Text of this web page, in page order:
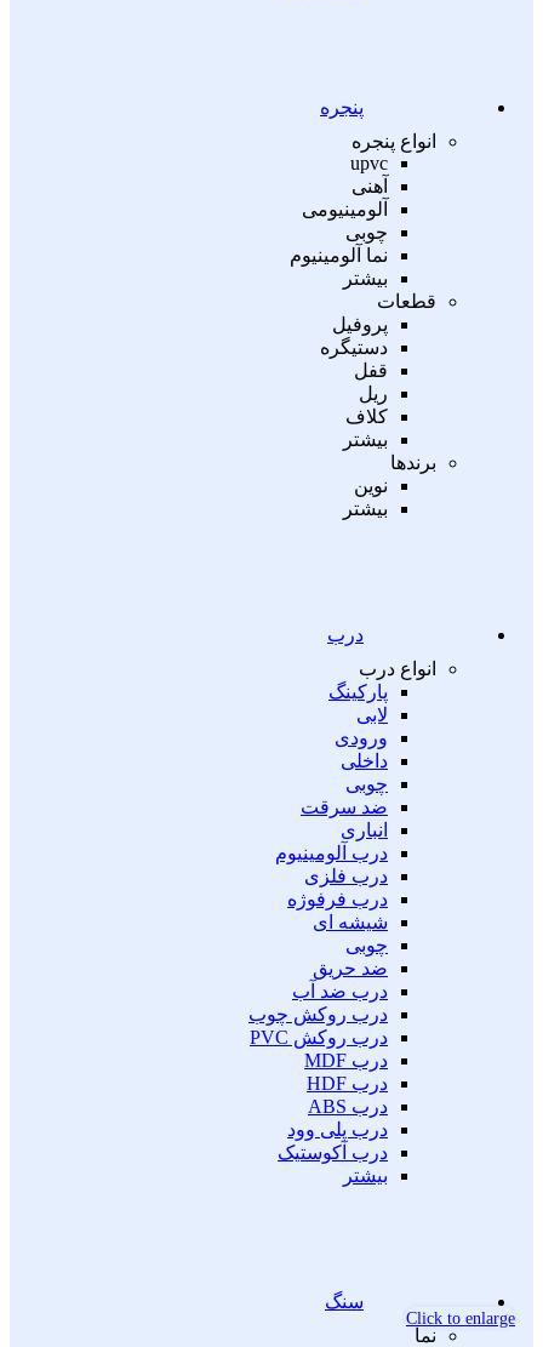
پنجره
انواع پنجره
upvc
آهنی
آلومینیومی
چوبی
نما آلومینیوم
بیشتر
قطعات
پروفیل
دستیگره
قفل
ریل
کلاف
بیشتر
برندها
نوین
بیشتر
درب
انواع درب
پارکینگ
لابی
ورودی
داخلی
چوبی
ضد سرقت
انباری
درب آلومینیوم
درب فلزی
درب فرفوژه
شیشه ای
چوبی
ضد حریق
درب ضد آب
درب روکش چوب
درب روکش PVC
درب MDF
درب HDF
درب ABS
درب پلی وود
درب آکوستیک
بیشتر
سنگ
نما
Click to enlarge